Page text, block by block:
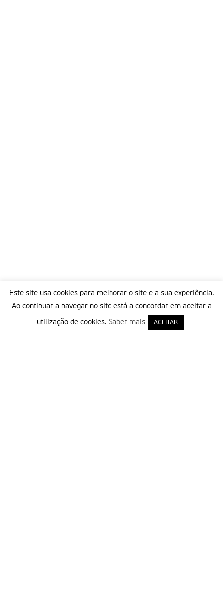
Este site usa cookies para melhorar o site e a sua experiência.
Ao continuar a navegar no site está a concordar em aceitar a
utilização de cookies. Saber mais ACEITAR